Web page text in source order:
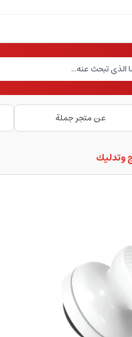
عن متجر جملة
وتدليك